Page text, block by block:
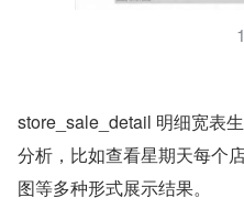
store_sale_detail 明细宽表
分析，比如查看星期天每个
图等多种形式展示结果。